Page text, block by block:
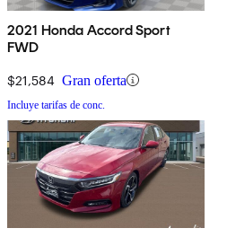
2021 Honda Accord Sport
FWD
$21,584 Gran oferta
Incluye tarifas de conc.